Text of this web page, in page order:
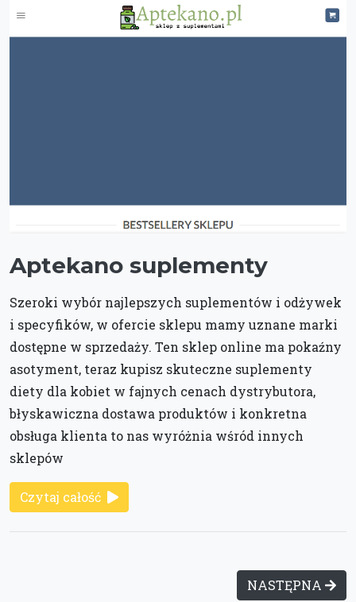
Aptekano suplementy
Szeroki wybór najlepszych suplementów i odżywek
i specyfików, w ofercie sklepu mamy uznane marki
dostępne w sprzedaży. Ten sklep online ma pokaźny
asotyment, teraz kupisz skuteczne suplementy
diety dla kobiet w fajnych cenach dystrybutora,
błyskawiczna dostawa produktów i konkretna
obsługa klienta to nas wyróżnia wśród innych
sklepów
Czytaj całość
NASTĘPNA